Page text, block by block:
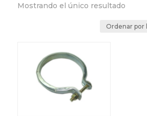
Mostrando el único resultado